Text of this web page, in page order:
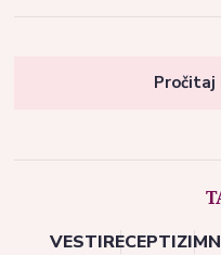
Pročitaj
VESTIRECEPTI